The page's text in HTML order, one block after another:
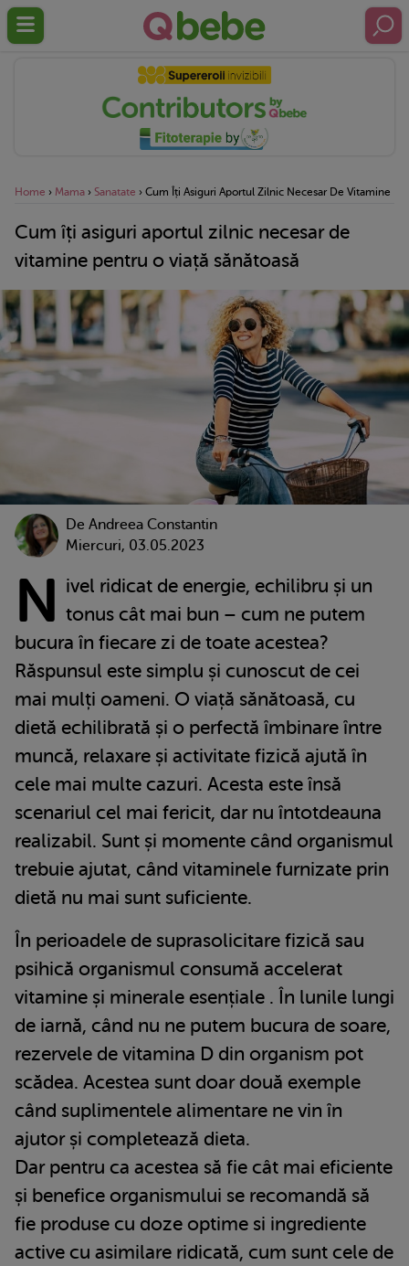
Home › Mama › Sanatate › Cum Îți Asiguri Aportul Zilnic Necesar De Vitamine
Cum îți asiguri aportul zilnic necesar de
vitamine pentru o viață sănătoasă
De Andreea Constantin
Miercuri, 03.05.2023
N ivel ridicat de energie, echilibru și un
tonus cât mai bun – cum ne putem
bucura în fiecare zi de toate acestea?
Răspunsul este simplu și cunoscut de cei
mai mulți oameni. O viață sănătoasă, cu
dietă echilibrată și o perfectă îmbinare între
muncă, relaxare și activitate fizică ajută în
cele mai multe cazuri. Acesta este însă
scenariul cel mai fericit, dar nu întotdeauna
realizabil. Sunt și momente când organismul
trebuie ajutat, când vitaminele furnizate prin
dietă nu mai sunt suficiente.
În perioadele de suprasolicitare fizică sau
psihică organismul consumă accelerat
vitamine și minerale esențiale . În lunile lungi
de iarnă, când nu ne putem bucura de soare,
rezervele de vitamina D din organism pot
scădea. Acestea sunt doar două exemple
când suplimentele alimentare ne vin în
ajutor și completează dieta.
Dar pentru ca acestea să fie cât mai eficiente
și benefice organismului se recomandă să
fie produse cu doze optime si ingrediente
active cu asimilare ridicată, cum sunt cele de